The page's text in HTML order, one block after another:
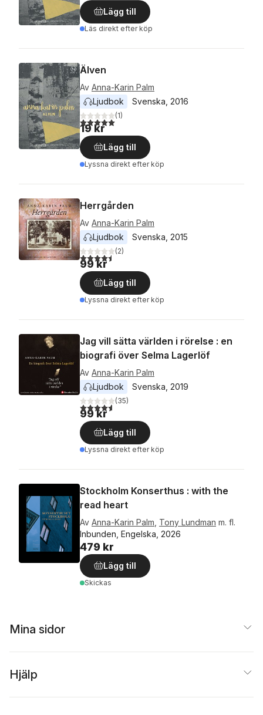
Lägg till
Läs direkt efter köp
Älven
Av Anna-Karin Palm
Ljudbok
Svenska 2016
5,0utav 5 stjärnor. Totalt antal röster:
(1)
19 kr
Lägg till
Lyssna direkt efter köp
Herrgården
Av Anna-Karin Palm
Ljudbok
Svenska 2015
4,5utav 5 stjärnor. Totalt antal röster:
(2)
99 kr
Lägg till
Lyssna direkt efter köp
Jag vill sätta världen i rörelse : en
biografi över Selma Lagerlöf
Av Anna-Karin Palm
Ljudbok
Svenska 2019
4,6utav 5 stjärnor. Totalt antal röster:
(35)
99 kr
Lägg till
Lyssna direkt efter köp
Stockholm Konserthus : with the
read heart
Av Anna-Karin Palm Tony Lundman m. fl.
Inbunden, Engelska, 2026
479 kr
Lägg till
Skickas
Mina sidor
Hjälp